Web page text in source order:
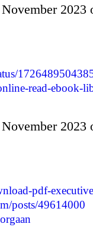
read-ebook-
pdf-
posts/49614000